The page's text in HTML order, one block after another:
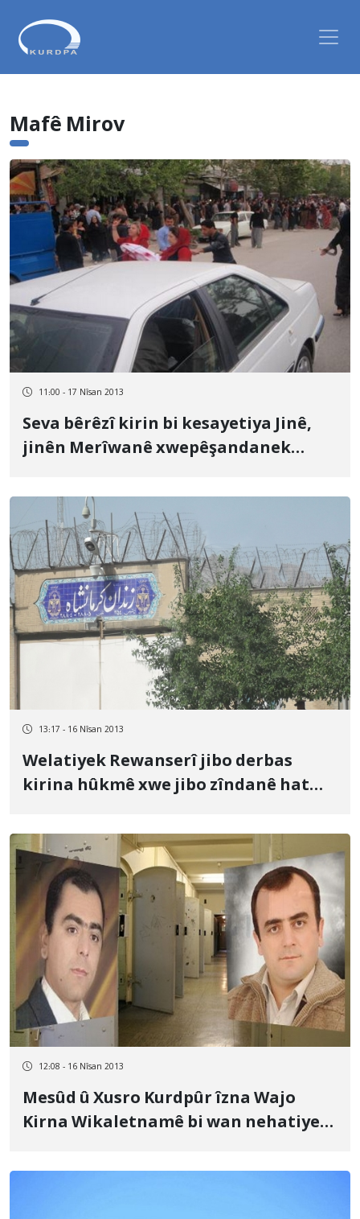
Mafê Mirov
11:00 - 17 Nîsan 2013
Seva bêrêzî kirin bi kesayetiya Jinê,
jinên Merîwanê xwepêşandanek
13:17 - 16 Nîsan 2013
Welatiyek Rewanserî jibo derbas
kirina hûkmê xwe jibo zîndanê hat
12:08 - 16 Nîsan 2013
Mesûd û Xusro Kurdpûr îzna Wajo
Kirna Wikaletnamê bi wan nehatiye